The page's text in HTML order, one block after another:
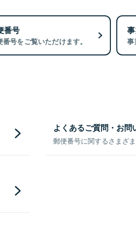
番号
号をご覧いただけます。 事
よくあるご質問・お問
郵便番号に関するさまざ